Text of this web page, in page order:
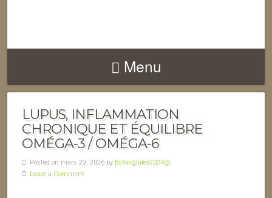
Menu
LUPUS, INFLAMMATION
CHRONIQUE ET ÉQUILIBRE
OMÉGA-3 / OMÉGA-6
Posted on mars 29, 2026 by BsNn@alex2024@
Leave a Comment